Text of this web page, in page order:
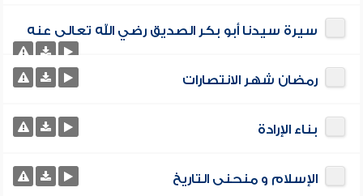
سيرة سيدنا أبو بكر الصديق رضي الله تعالى عنه
رمضان شهر الانتصارات
بناء الإرادة
الإسلام و منحنى التاريخ